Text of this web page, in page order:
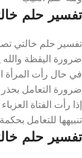
تفسير حلم
تفسير حلم خالتي
ضرورة اليقظة والله
في حال رأت المرأة
ضرورة التعامل
إذا رأت الفتاة
تنبيهها للتعامل
تفسير حلم